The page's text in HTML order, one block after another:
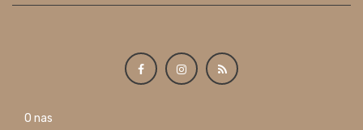
O nas